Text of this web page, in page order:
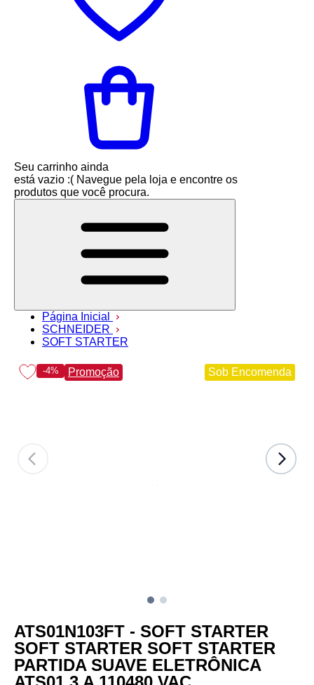
Seu carrinho ainda
está vazio :( Navegue pela loja e encontre os
produtos que você procura.
Página Inicial
SCHNEIDER
SOFT STARTER
-4% Promoção Sob Encomenda
ATS01N103FT - SOFT STARTER
SOFT STARTER SOFT STARTER
PARTIDA SUAVE ELETRÔNICA